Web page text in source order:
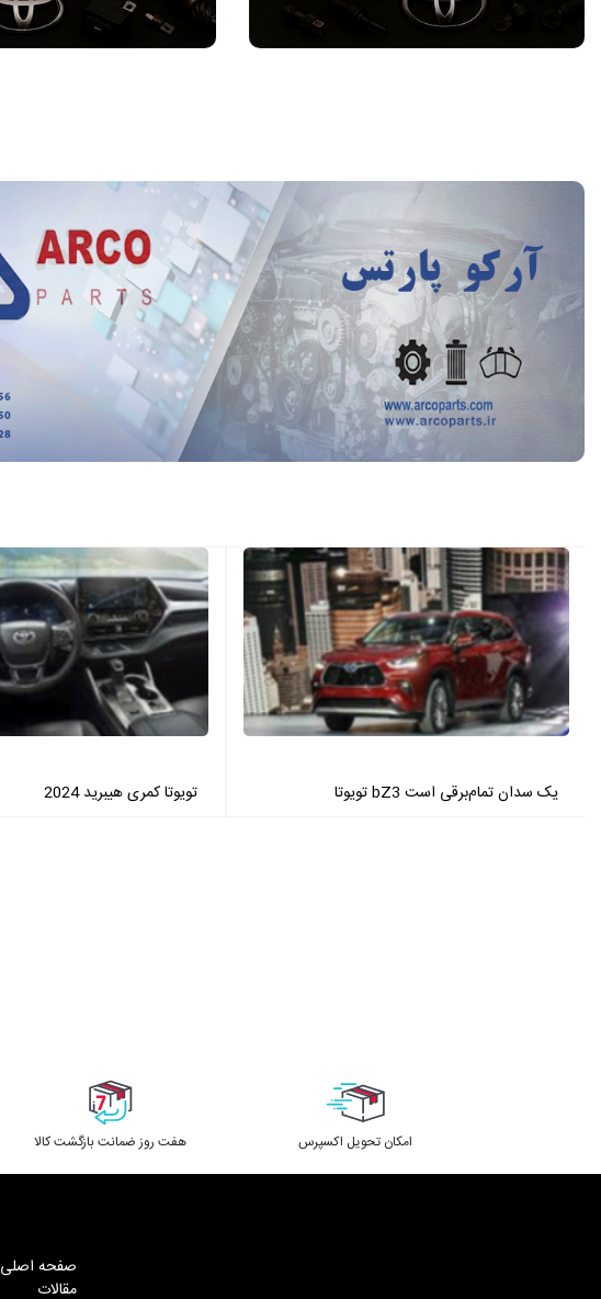
تویوتا کمری هیبرید 2024 تویوتا bZ3 یک سدان تمام‌برقی است
هفت روز ضمانت بازگشت کالا اﻣﮑﺎن ﺗﺤﻮﯾﻞ اﮐﺴﭙﺮس
صفحه اصلی
مقالات